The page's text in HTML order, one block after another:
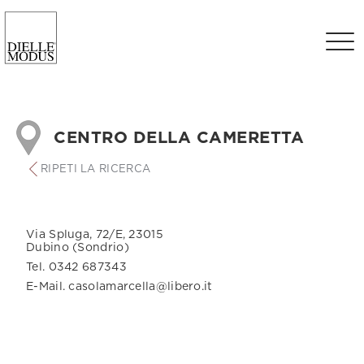
CENTRO DELLA CAMERETTA
RIPETI LA RICERCA
Via Spluga, 72/E, 23015
Dubino (Sondrio)
Tel. 0342 687343
E-Mail. casolamarcella@libero.it